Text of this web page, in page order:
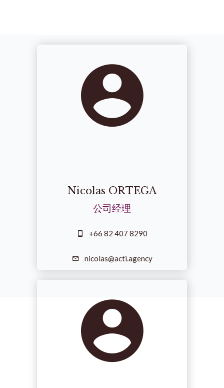
Nicolas ORTEGA
公司经理
+66 82 407 8290
nicolas@acti.agency